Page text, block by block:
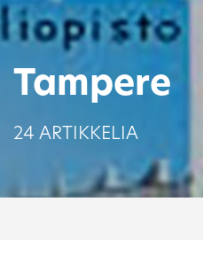
Tampere
24 ARTIKKELIA